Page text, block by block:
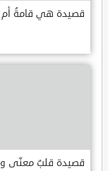
قصيدة هي قامةُ أم
قصيدة قلبٌ معنّى